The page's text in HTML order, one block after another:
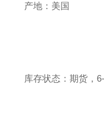
产地：美国
库存状态：期货，